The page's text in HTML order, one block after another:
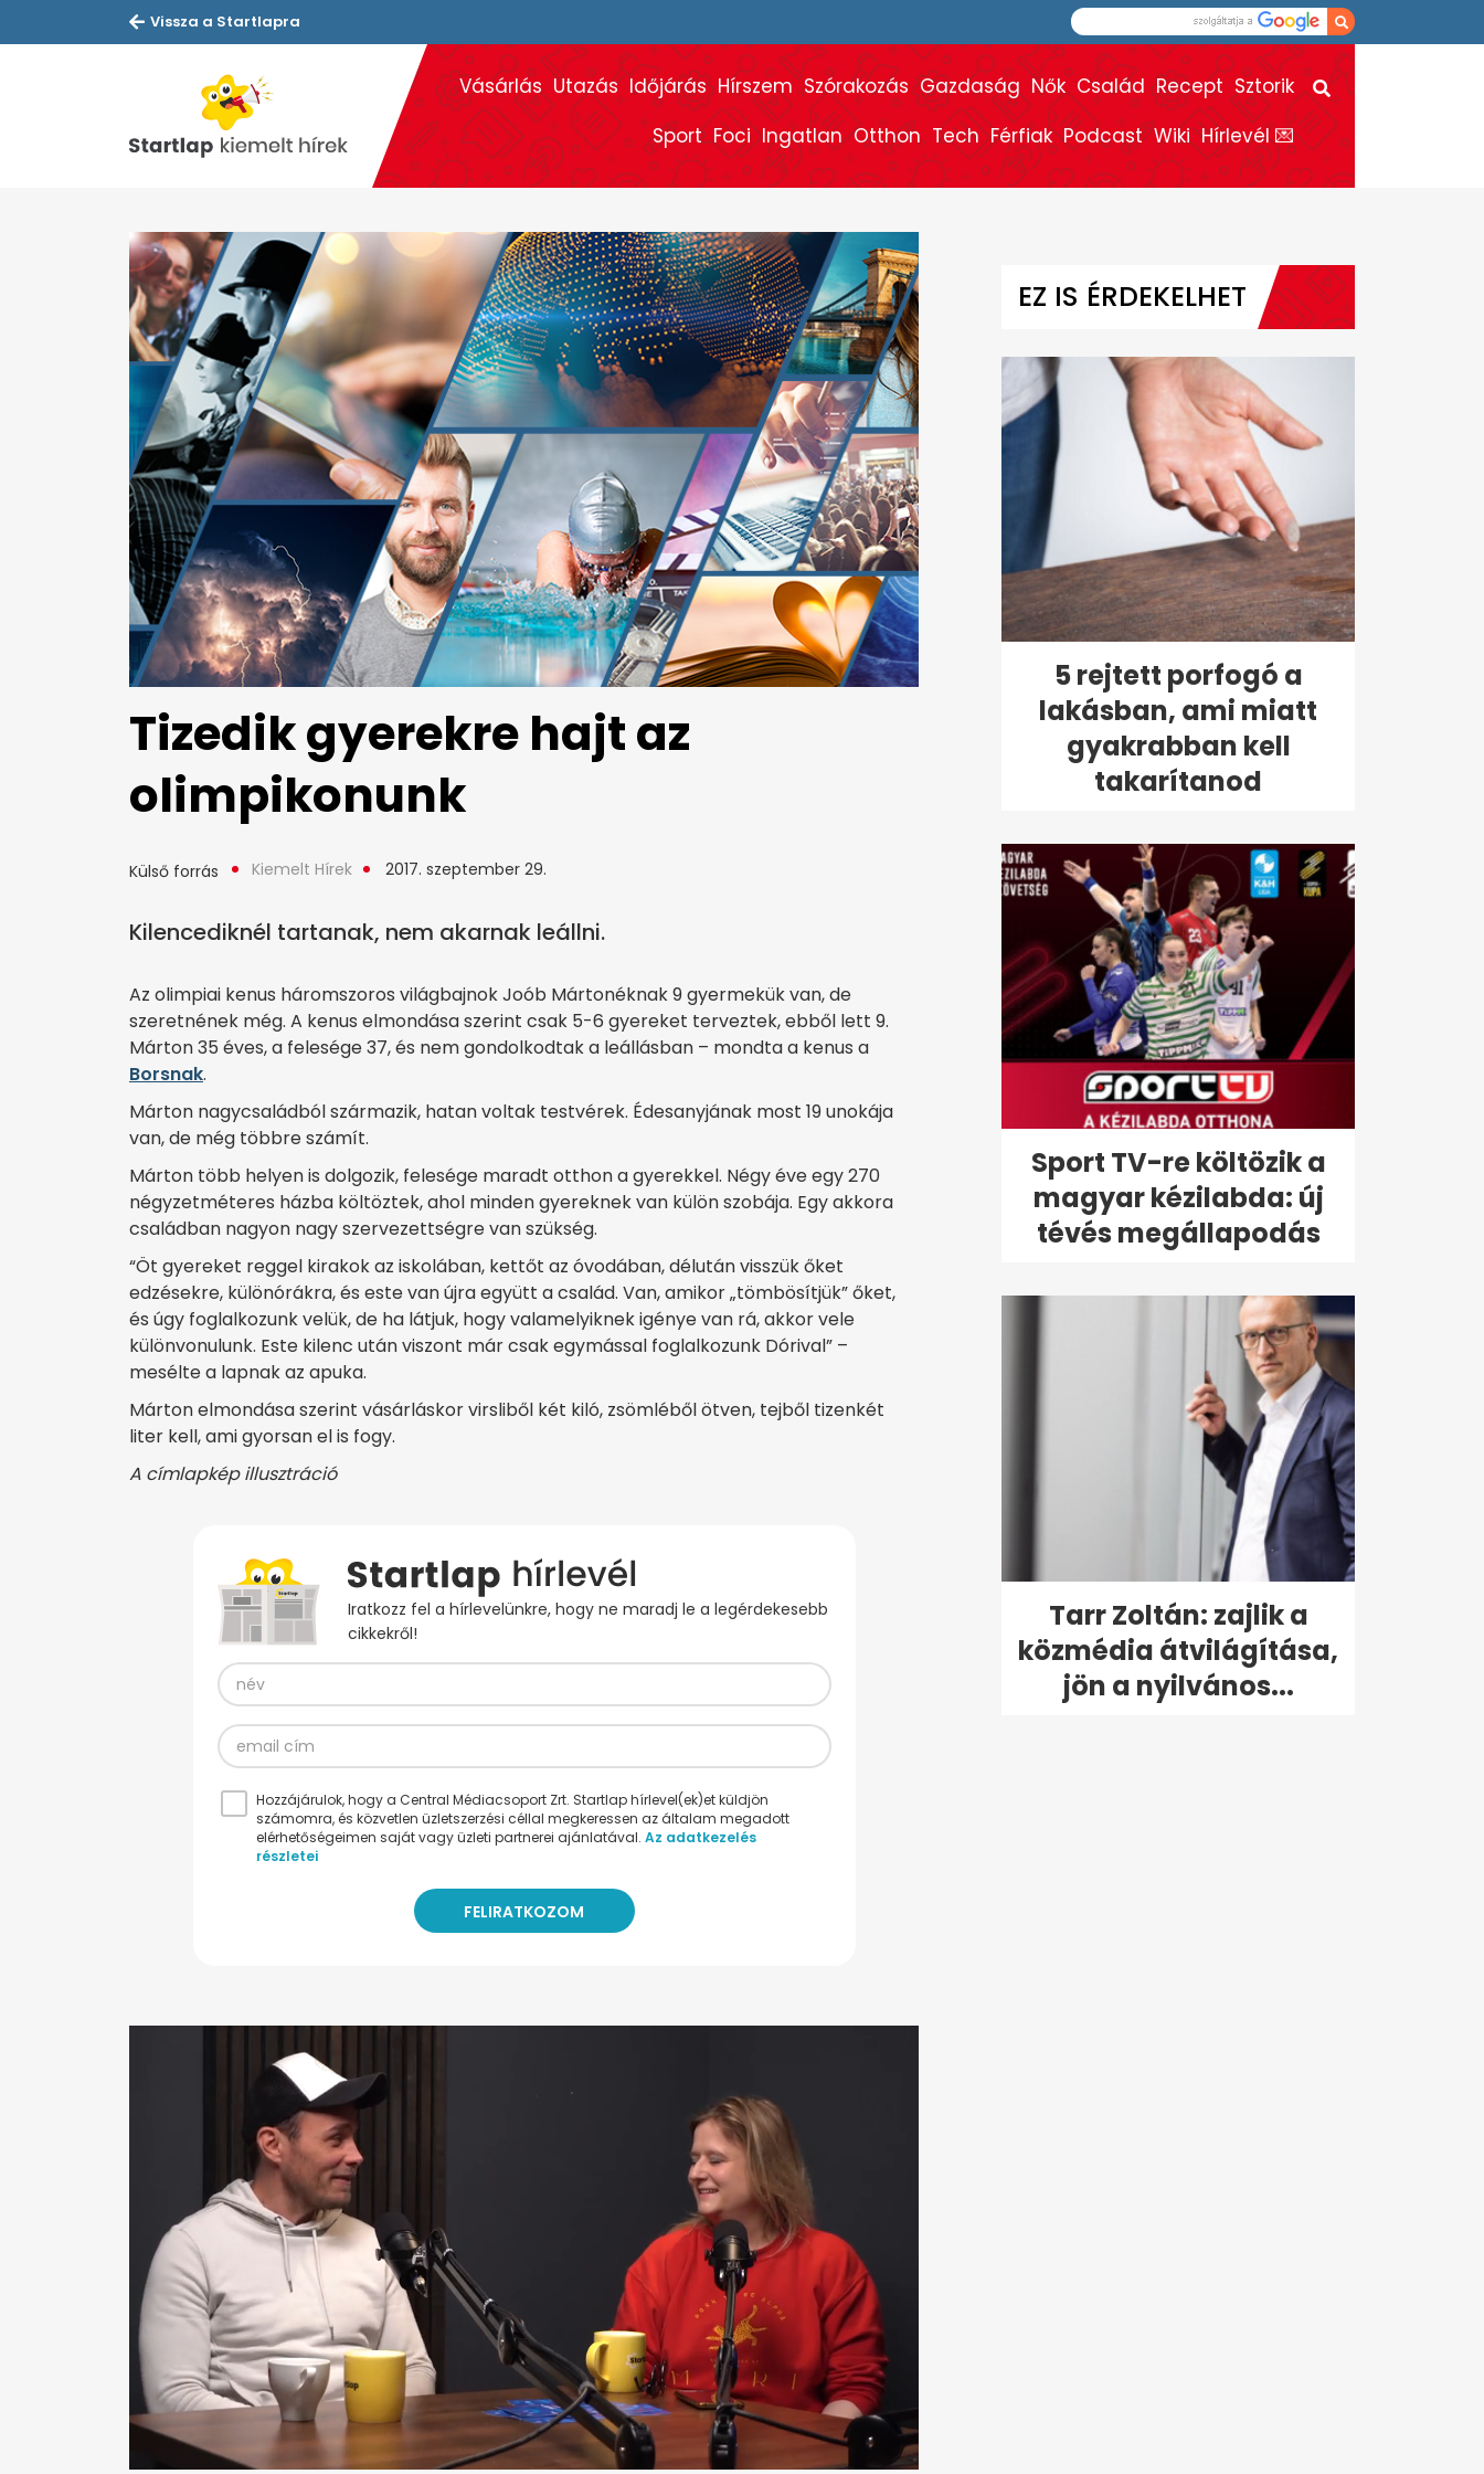
Vissza a Startlapra
Vásárlás Utazás Időjárás Hírszem Szórakozás Gazdaság Nők Család Recept Sztorik
Sport Foci Ingatlan Otthon Tech Férfiak Podcast Wiki Hírlevél 💌
Tizedik gyerekre hajt az
olimpikonunk
Külső forrás Kiemelt Hírek 2017. szeptember 29.
Kilencediknél tartanak, nem akarnak leállni.
Az olimpiai kenus háromszoros világbajnok Joób Mártonéknak 9 gyermekük van, de
szeretnének még. A kenus elmondása szerint csak 5-6 gyereket terveztek, ebből lett 9.
Márton 35 éves, a felesége 37, és nem gondolkodtak a leállásban – mondta a kenus a
Borsnak.
Márton nagycsaládból származik, hatan voltak testvérek. Édesanyjának most 19 unokája
van, de még többre számít.
Márton több helyen is dolgozik, felesége maradt otthon a gyerekkel. Négy éve egy 270
négyzetméteres házba költöztek, ahol minden gyereknek van külön szobája. Egy akkora
családban nagyon nagy szervezettségre van szükség.
“Öt gyereket reggel kirakok az iskolában, kettőt az óvodában, délután visszük őket
edzésekre, különórákra, és este van újra együtt a család. Van, amikor „tömbösítjük” őket,
és úgy foglalkozunk velük, de ha látjuk, hogy valamelyiknek igénye van rá, akkor vele
különvonulunk. Este kilenc után viszont már csak egymással foglalkozunk Dórival” –
mesélte a lapnak az apuka.
Márton elmondása szerint vásárláskor virsliből két kiló, zsömléből ötven, tejből tizenkét
liter kell, ami gyorsan el is fogy.
A címlapkép illusztráció
Iratkozz fel a hírlevelünkre, hogy ne maradj le a legérdekesebb
cikkekről!
Hozzájárulok, hogy a Central Médiacsoport Zrt. Startlap hírlevel(ek)et küldjön
számomra, és közvetlen üzletszerzési céllal megkeressen az általam megadott
elérhetőségeimen saját vagy üzleti partnerei ajánlatával. Az adatkezelés
részletei
EZ IS ÉRDEKELHET
5 rejtett porfogó a
lakásban, ami miatt
gyakrabban kell
takarítanod
Sport TV-re költözik a
magyar kézilabda: új
tévés megállapodás
Tarr Zoltán: zajlik a
közmédia átvilágítása,
jön a nyilvános...